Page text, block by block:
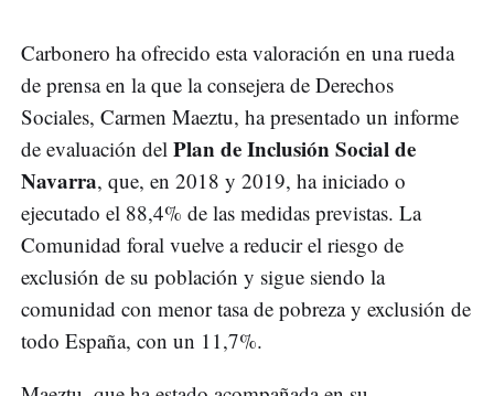
Carbonero ha ofrecido esta valoración en una rueda
de prensa en la que la consejera de Derechos
Sociales, Carmen Maeztu, ha presentado un informe
de evaluación del Plan de Inclusión Social de
Navarra, que, en 2018 y 2019, ha iniciado o
ejecutado el 88,4% de las medidas previstas. La
Comunidad foral vuelve a reducir el riesgo de
exclusión de su población y sigue siendo la
comunidad con menor tasa de pobreza y exclusión de
todo España, con un 11,7%.